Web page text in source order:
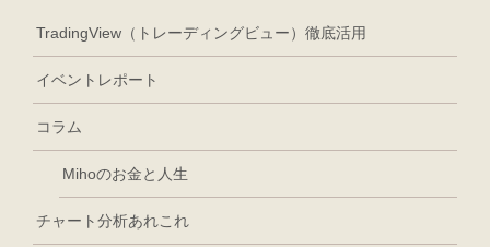
TradingView（トレーディングビュー）徹底活用
イベントレポート
コラム
Mihoのお金と人生
チャート分析あれこれ